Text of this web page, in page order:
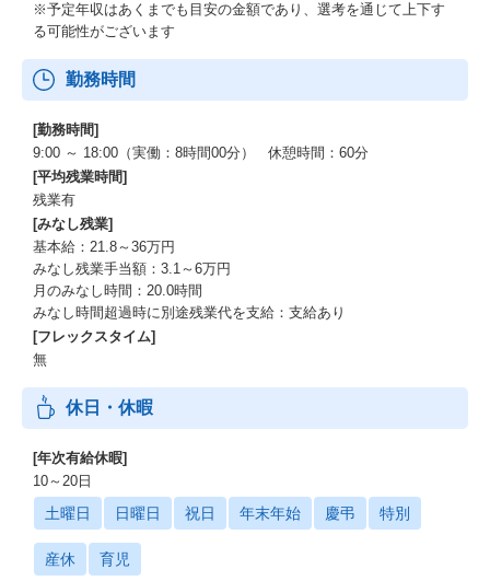
※予定年収はあくまでも目安の金額であり、選考を通じて上下す
る可能性がございます
勤務時間
[勤務時間]
9:00 ～ 18:00（実働：8時間00分） 休憩時間：60分
[平均残業時間]
残業有
[みなし残業]
基本給：21.8～36万円
みなし残業手当額：3.1～6万円
月のみなし時間：20.0時間
みなし時間超過時に別途残業代を支給：支給あり
[フレックスタイム]
無
休日・休暇
[年次有給休暇]
10～20日
土曜日 日曜日 祝日 年末年始 慶弔 特別
産休 育児